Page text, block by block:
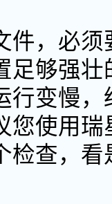
，必须
足够强壮
变慢，
您使用瑞
检查，